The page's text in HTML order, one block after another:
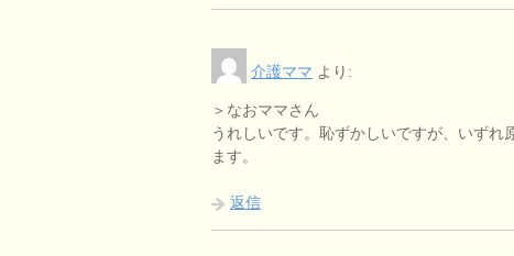
介護ママ より:
＞なおママさん
うれしいです。恥ずかしいですが、いず
ます。
返信